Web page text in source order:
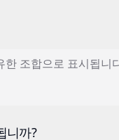
조합으로 표시됩니
니까?